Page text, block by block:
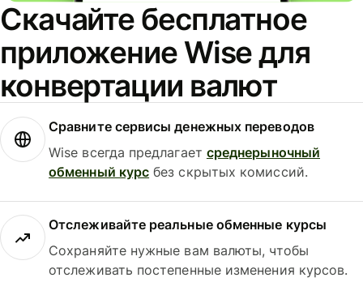
Скачайте бесплатное
приложение Wise для
конвертации валют
Сравните сервисы денежных переводов
Wise всегда предлагает среднерыночный
обменный курс без скрытых комиссий.
Отслеживайте реальные обменные курсы
Сохраняйте нужные вам валюты, чтобы
отслеживать постепенные изменения курсов.